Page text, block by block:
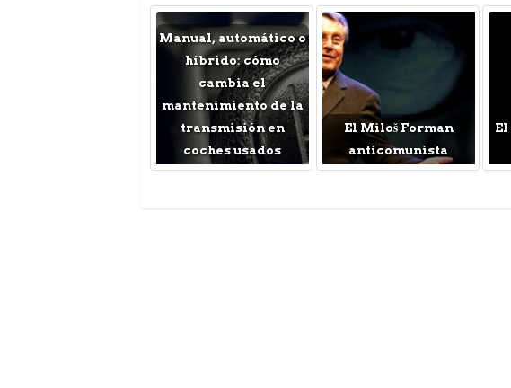
Manual, automático o
híbrido: cómo
cambia el
mantenimiento de la
transmisión en
coches usados
El Miloš Forman
anticomunista